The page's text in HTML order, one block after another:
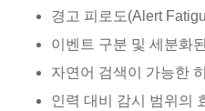
경고 피로도(Alert
이벤트 구분 및 세분화
자연어 검색이 가능한
인력 대비 감시 범위의